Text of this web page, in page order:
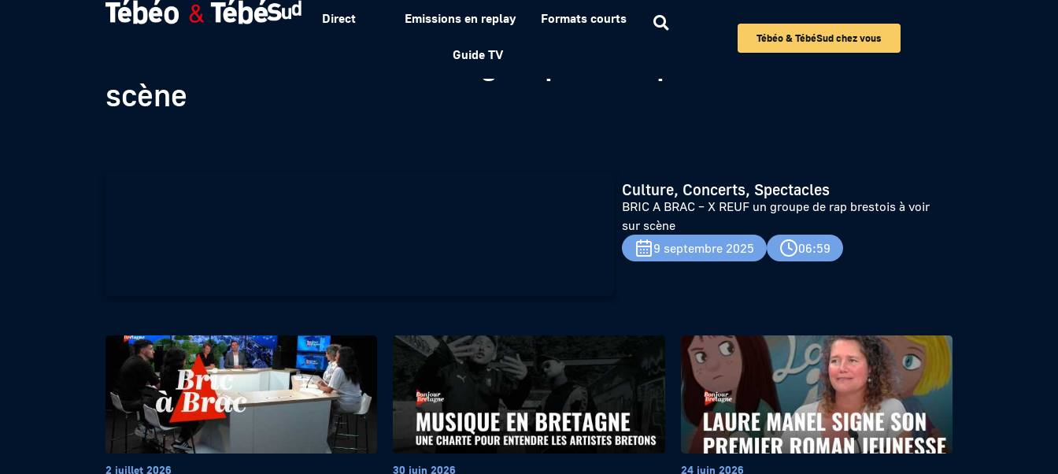
Direct Emissions en replay Formats courts
Guide TV
Tébéo & TébéSud chez vous
BRIC A BRAC – X REUF un groupe de rap brestois à voir sur
scène
Culture, Concerts, Spectacles
BRIC A BRAC – X REUF un groupe de rap brestois à voir
sur scène
9 septembre 2025
06:59
2 juillet 2026 30 juin 2026 24 juin 2026